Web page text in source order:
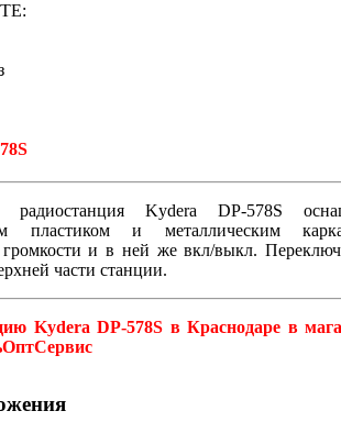
радиостанция Kydera DP-578S
пластиком и металлическим
громкости и в ней же вкл/выкл.
части станции.
Kydera DP-578S в Краснодаре в